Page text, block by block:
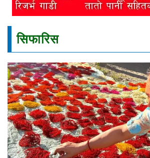
सिफारिस